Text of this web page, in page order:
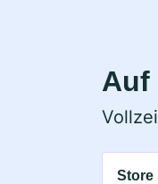
Auf
Store